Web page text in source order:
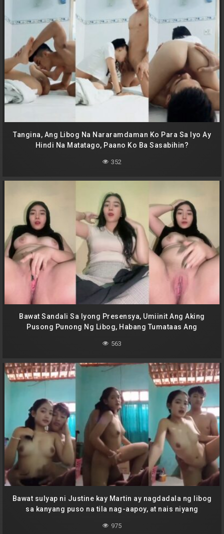
Tangina, Ang Libog Na Nararamdaman Ko Para Sa Iyo Ay
Hindi Na Matatago, Paano Ko Ba Sasabihin?
352
Bawat Sandali Sa Iyong Presensya, Umiinit Ang Aking
Pusong Punong Ng Libog, Habang Tumataas Ang
Mo Na Parang Laging Napapalakas Ng Iyong Puday
563
Bawat sulyap ni Justine kay Martin ay nagdadala ng libog
sa kanyang puso na tila nag-aapoy, at nais niyang
niyang naglalakbay
975